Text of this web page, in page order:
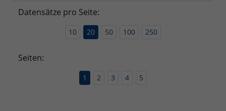
Datensätze pro Seite:
10 20 50 100 250
Seiten:
1 2 3 4 5